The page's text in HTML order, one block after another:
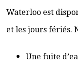
Waterloo est
et les jours fériés.
Une fuite